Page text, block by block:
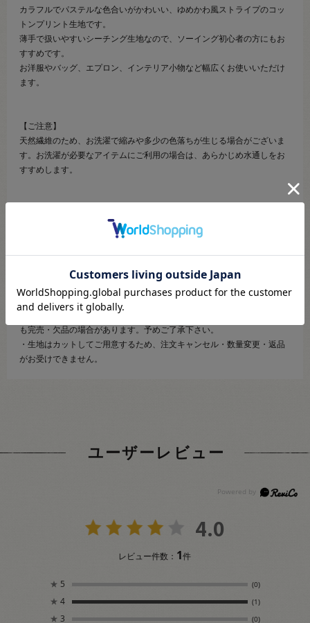
カラフルでパステルな色合いがかわいい、ゆめかわ風ストライプのコッ
トンプリント生地です。
薄手で扱いやすいシーチング生地なので、ソーイング初心者の方にもお
すすめです。
お洋服やバッグ、エプロン、インテリア小物など幅広くお使いいただけ
ます。
【ご注意】
天然繊維のため、お洗濯で縮みや多少の色落ちが生じる場合がございま
す。お洗濯が必要なアイテムにご利用の場合は、あらかじめ水通しをお
すすめします。
・表示価格は10cmの価格です。
・ご覧になるディスプレイ環境などにより、商品画像と実物の色味が異
なる場合があります。
・生産ロットにより、色味や風合いが変わる場合があります。幅につき
ましても若干差が生じる場合があります。予めご了承くださいませ。
・当社の他オンラインショップと在庫を共有しており、注文が確定して
も完売・欠品の場合があります。予めご了承下さい。
・生地はカットしてご用意するため、注文キャンセル・数量変更・返品
がお受けできません。
ユーザーレビュー
4.0
レビュー件数： 1件
★ 5 (0)
★ 4 (1)
★ 3 (0)